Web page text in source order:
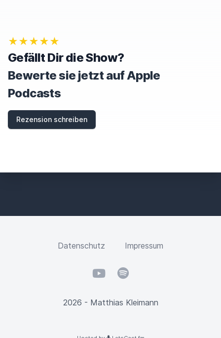
★★★★★
Gefällt Dir die Show?
Bewerte sie jetzt auf Apple
Podcasts
Rezension schreiben
Datenschutz Impressum
YouTubeSpotify
2026 - Matthias Kleimann